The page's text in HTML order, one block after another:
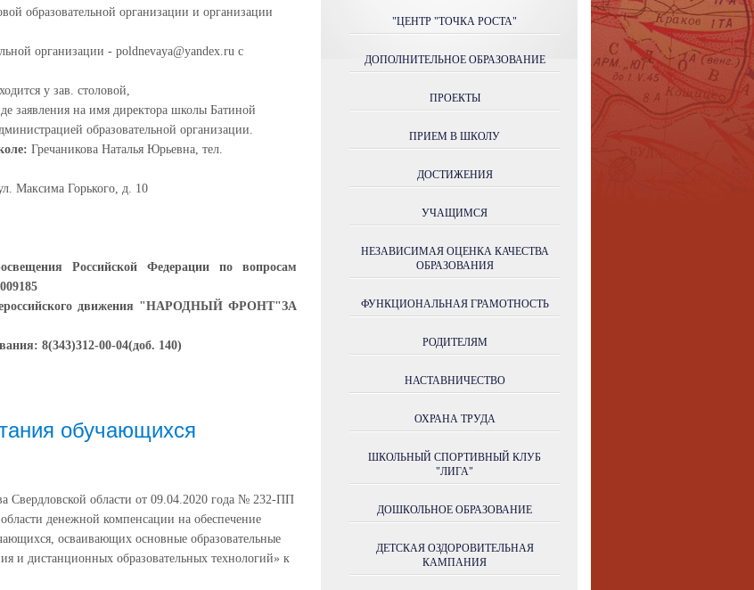
образовательной организации и организации
организации - poldnevaya@yandex.ru с
у зав. столовой,
заявления на имя директора школы Батиной
образовательной организации.
Гречаникова Наталья Юрьевна, тел.
Максима Горького, д. 10
Российской Федерации по вопросам
движения "НАРОДНЫЙ ФРОНТ"ЗА
8(343)312-00-04(доб. 140)
обучающихся
Свердловской области от 09.04.2020 года № 232-ПП
денежной компенсации на обеспечение
осваивающих основные образовательные
и дистанционных образовательных технологий» к
"ЦЕНТР "ТОЧКА РОСТА"
ДОПОЛНИТЕЛЬНОЕ ОБРАЗОВАНИЕ
ПРОЕКТЫ
ПРИЕМ В ШКОЛУ
ДОСТИЖЕНИЯ
УЧАЩИМСЯ
НЕЗАВИСИМАЯ ОЦЕНКА КАЧЕСТВА
ОБРАЗОВАНИЯ
ФУНКЦИОНАЛЬНАЯ ГРАМОТНОСТЬ
РОДИТЕЛЯМ
НАСТАВНИЧЕСТВО
ОХРАНА ТРУДА
ШКОЛЬНЫЙ СПОРТИВНЫЙ КЛУБ
"ЛИГА"
ДОШКОЛЬНОЕ ОБРАЗОВАНИЕ
ДЕТСКАЯ ОЗДОРОВИТЕЛЬНАЯ
КАМПАНИЯ